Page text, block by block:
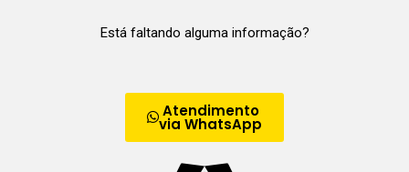
Está faltando alguma informação?
Atendimento
via WhatsApp